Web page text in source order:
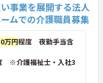
事業を展開する法人
ムでの介護職員募集
万円程度 夜勤手当含
※介護福祉士・入社3